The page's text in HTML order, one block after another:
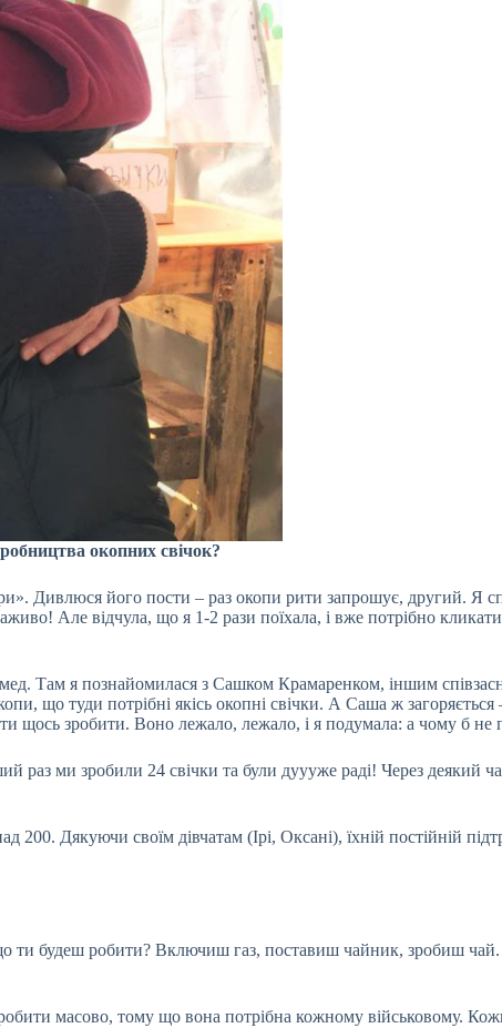
окопних свічок?
Дивлюся його пости – раз окопи рити запрошує, другий. Я
Але відчула, що я 1-2 рази поїхала, і вже потрібно
Там я познайомилася з Сашком Крамаренком, іншим
що туди потрібні якісь окопні свічки. А Саша ж загоряється
щось зробити. Воно лежало, лежало, і я подумала: а чому б не
раз ми зробили 24 свічки та були дуууже раді! Через
200. Дякуючи своїм дівчатам (Ірі, Оксані), їхній постійній
ти будеш робити? Включиш газ, поставиш чайник, зробиш чай.
масово, тому що вона потрібна кожному військовому.